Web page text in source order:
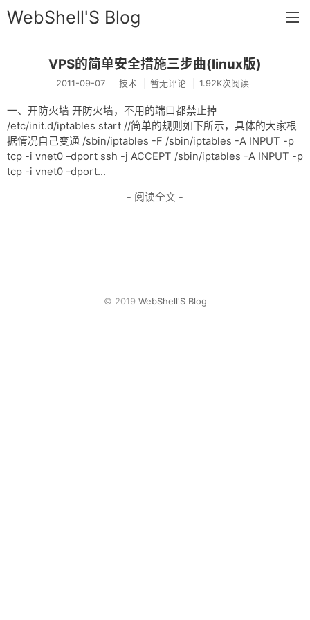
WebShell'S Blog
首页
安全
新闻
工具
VPS的简单安全措施三步曲(linux版)
2011-09-07 技术 暂无评论 1.92K次阅读
一、开防火墙 开防火墙，不用的端口都禁止掉
/etc/init.d/iptables start //简单的规则如下所示，具体的大家根
据情况自己变通 /sbin/iptables -F /sbin/iptables -A INPUT -p
tcp -i vnet0 –dport ssh -j ACCEPT /sbin/iptables -A INPUT -p
tcp -i vnet0 –dport...
- 阅读全文 -
© 2019 WebShell'S Blog